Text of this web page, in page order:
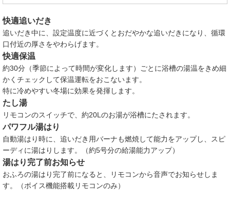
快適追いだき
追いだき中に、設定温度に近づくとおだやかな追いだきになり、循環
口付近の厚さをやわらげます。
快適保温
約30分（季節によって時間が変化します）ごとに浴槽の湯温をきめ細
かくチェックして保温運転をおこないます。
特に冷めやすい冬場に効果を発揮します。
たし湯
リモコンのスイッチで、約20Lのお湯が浴槽にたされます。
パワフル湯はり
自動湯はり時に、追いだき用バーナも燃焼して能力をアップし、スピ
ーディに湯はりします。（約5号分の給湯能力アップ）
湯はり完了前お知らせ
おふろの湯はり完了前になると、リモコンから音声でお知らせしま
す。（ボイス機能搭載リモコンのみ）